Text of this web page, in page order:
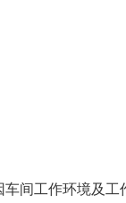
间工作环境及工